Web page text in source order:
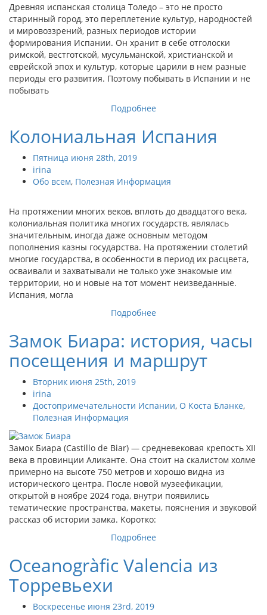
Древняя испанская столица Толедо – это не просто
старинный город, это переплетение культур, народностей
и мировоззрений, разных периодов истории
формирования Испании. Он хранит в себе отголоски
римской, вестготской, мусульманской, христианской и
еврейской эпох и культур, которые царили в нем разные
периоды его развития. Поэтому побывать в Испании и не
побывать
Подробнее
Колониальная Испания
Пятница июня 28th, 2019
irina
Обо всем, Полезная Информация
На протяжении многих веков, вплоть до двадцатого века,
колониальная политика многих государств, являлась
значительным, иногда даже основным методом
пополнения казны государства. На протяжении столетий
многие государства, в особенности в период их расцвета,
осваивали и захватывали не только уже знакомые им
территории, но и новые на тот момент неизведанные.
Испания, могла
Подробнее
Замок Биара: история, часы
посещения и маршрут
Вторник июня 25th, 2019
irina
Достопримечательности Испании, О Коста Бланке,
Полезная Информация
Замок Биара (Castillo de Biar) — средневековая крепость XII
века в провинции Аликанте. Она стоит на скалистом холме
примерно на высоте 750 метров и хорошо видна из
исторического центра. После новой музеефикации,
открытой в ноябре 2024 года, внутри появились
тематические пространства, макеты, пояснения и звуковой
рассказ об истории замка. Коротко:
Подробнее
Oceanogràfic Valencia из
Торревьехи
Воскресенье июня 23rd, 2019